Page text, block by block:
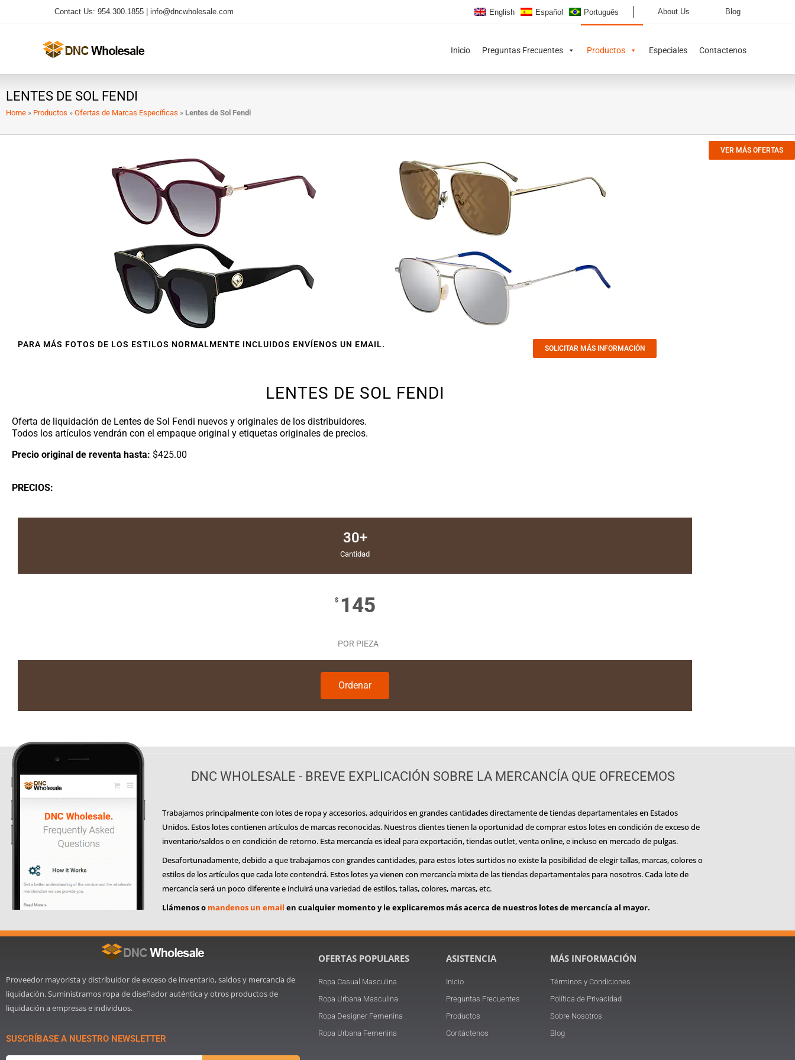
al
Contact Us: 954.300.1855 | info@dncwholesale.com English Español Português About Us Blog
Inicio Preguntas Frecuentes Productos Especiales Contactenos
LENTES DE SOL FENDI
Home » Productos » Ofertas de Marcas Específicas » Lentes de Sol Fendi
VER MÁS OFERTAS
PARA MÁS FOTOS DE LOS ESTILOS NORMALMENTE INCLUIDOS ENVÍENOS UN EMAIL. SOLICITAR MÁS INFORMACIÓN
LENTES DE SOL FENDI
Oferta de liquidación de Lentes de Sol Fendi nuevos y originales de los distribuidores.
Todos los artículos vendrán con el empaque original y etiquetas originales de precios.
Precio original de reventa hasta: $425.00
PRECIOS:
30+
Cantidad
$ 145
POR PIEZA
Ordenar
DNC WHOLESALE - BREVE EXPLICACIÓN SOBRE LA MERCANCÍA QUE OFRECEMOS
Trabajamos principalmente con lotes de ropa y accesorios, adquiridos en grandes cantidades directamente de tiendas departamentales en Estados
Unidos. Estos lotes contienen artículos de marcas reconocidas. Nuestros clientes tienen la oportunidad de comprar estos lotes en condición de exceso de
inventario/saldos o en condición de retorno. Esta mercancía es ideal para exportación, tiendas outlet, venta online, e incluso en mercado de pulgas.
Desafortunadamente, debido a que trabajamos con grandes cantidades, para estos lotes surtidos no existe la posibilidad de elegir tallas, marcas, colores o
estilos de los artículos que cada lote contendrá. Estos lotes ya vienen con mercancía mixta de las tiendas departamentales para nosotros. Cada lote de
mercancía será un poco diferente e incluirá una variedad de estilos, tallas, colores, marcas, etc.
Llámenos o mandenos un email en cualquier momento y le explicaremos más acerca de nuestros lotes de mercancía al mayor.
Proveedor mayorista y distribuidor de exceso de inventario, saldos y mercancía de
liquidación. Suministramos ropa de diseñador auténtica y otros productos de
liquidación a empresas e individuos.
SUSCRÍBASE A NUESTRO NEWSLETTER
OFERTAS POPULARES
Ropa Casual Masculina
Ropa Urbana Masculina
Ropa Designer Femenina
Ropa Urbana Femenina
ASISTENCIA
Inicio
Preguntas Frecuentes
Productos
Contáctenos
MÁS INFORMACIÓN
Términos y Condiciones
Política de Privacidad
Sobre Nosotros
Blog